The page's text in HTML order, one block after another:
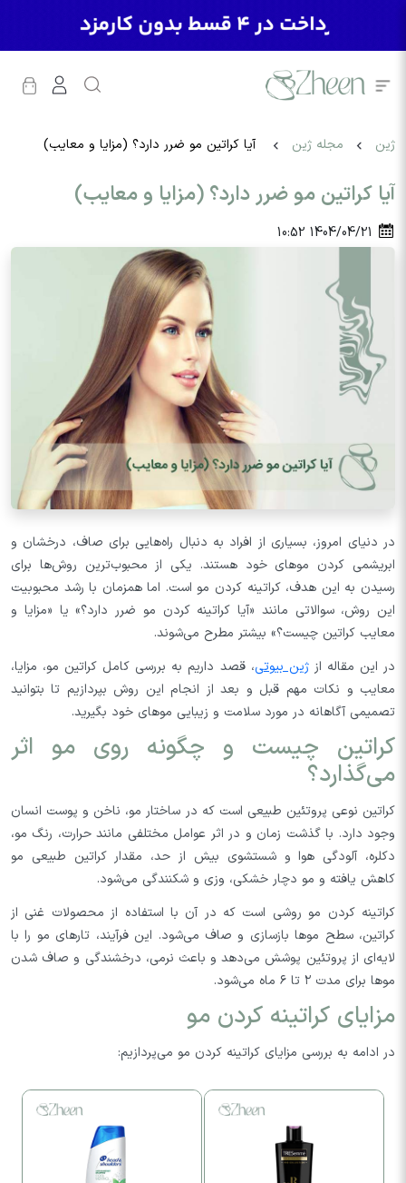
ژین مجله ژین آیا کراتین مو ضرر دارد؟ (مزایا و معایب)
آیا کراتین مو ضرر دارد؟ (مزایا و معایب)
1404/04/21
10:52
در دنیای امروز، بسیاری از افراد به دنبال راه‌هایی برای صاف، درخشان و
ابریشمی کردن موهای خود هستند. یکی از محبوب‌ترین روش‌ها برای
رسیدن به این هدف، کراتینه کردن مو است. اما همزمان با رشد محبوبیت
این روش، سوالاتی مانند «آیا کراتینه کردن مو ضرر دارد؟» یا «مزایا و
معایب کراتین چیست؟» بیشتر مطرح می‌شوند.
در این مقاله ازژین بیوتی، قصد داریم به بررسی کامل کراتین مو، مزایا،
معایب و نکات مهم قبل و بعد از انجام این روش بپردازیم تا بتوانید
تصمیمی آگاهانه در مورد سلامت و زیبایی موهای خود بگیرید.
کراتین چیست و چگونه روی مو اثر
می‌گذارد؟
کراتین نوعی پروتئین طبیعی است که در ساختار مو، ناخن و پوست انسان
وجود دارد. با گذشت زمان و در اثر عوامل مختلفی مانند حرارت، رنگ مو،
دکلره، آلودگی هوا و شستشوی بیش از حد، مقدار کراتین طبیعی مو
کاهش یافته و مو دچار خشکی، وزی و شکنندگی می‌شود.
کراتینه کردن مو روشی است که در آن با استفاده از محصولات غنی از
کراتین، سطح موها بازسازی و صاف می‌شود. این فرآیند، تارهای مو را با
لایه‌ای از پروتئین پوشش می‌دهد و باعث نرمی، درخشندگی و صاف شدن
موها برای مدت ۲ تا ۶ ماه می‌شود.
مزایای کراتینه کردن مو
در ادامه به بررسی مزایای کراتینه کردن مو می‌پردازیم: